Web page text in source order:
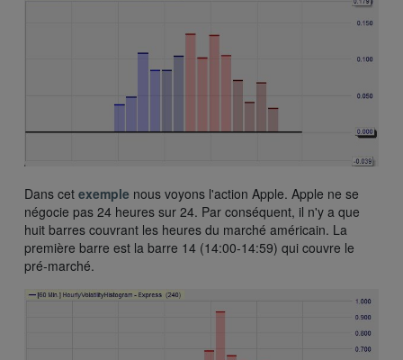
Dans cet exemple nous voyons l'action Apple. Apple ne se
négocie pas 24 heures sur 24. Par conséquent, il n'y a que
huit barres couvrant les heures du marché américain. La
première barre est la barre 14 (14:00-14:59) qui couvre le
pré-marché.